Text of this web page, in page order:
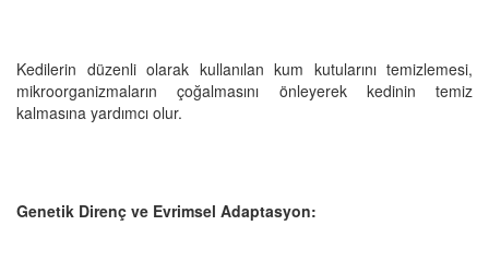
Kedilerin düzenli olarak kullanılan kum kutularını temizlemesi,
mikroorganizmaların çoğalmasını önleyerek kedinin temiz
kalmasına yardımcı olur.
Genetik Direnç ve Evrimsel Adaptasyon: